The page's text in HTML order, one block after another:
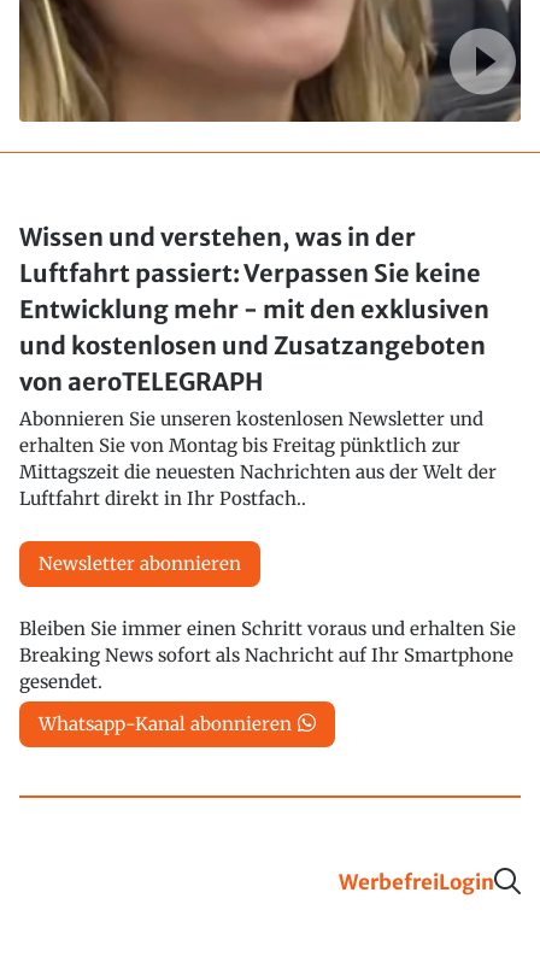
Wissen und verstehen, was in der
Luftfahrt passiert: Verpassen Sie keine
Entwicklung mehr - mit den exklusiven
und kostenlosen und Zusatzangeboten
von aeroTELEGRAPH
Abonnieren Sie unseren kostenlosen Newsletter und
erhalten Sie von Montag bis Freitag pünktlich zur
Mittagszeit die neuesten Nachrichten aus der Welt der
Luftfahrt direkt in Ihr Postfach..
Newsletter abonnieren
Bleiben Sie immer einen Schritt voraus und erhalten Sie
Breaking News sofort als Nachricht auf Ihr Smartphone
gesendet.
Whatsapp-Kanal abonnieren
WerbefreiLogin